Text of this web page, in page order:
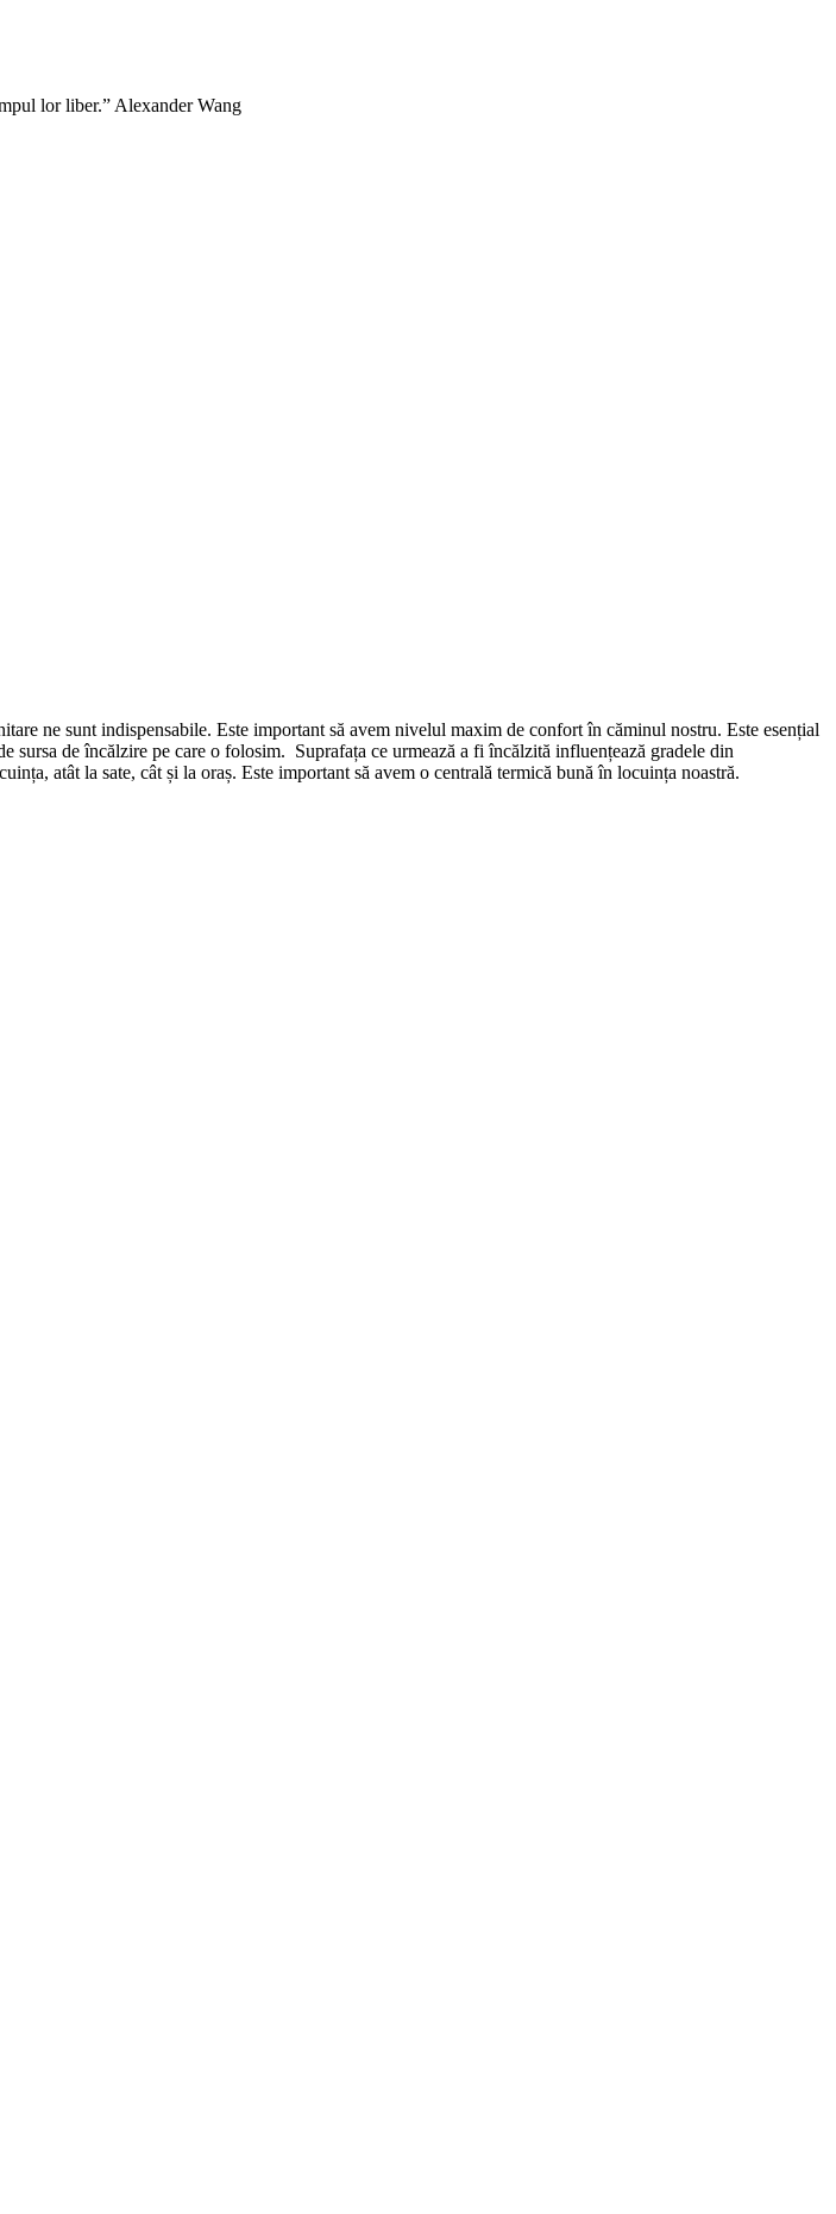
lor liber.” Alexander Wang
ne sunt indispensabile. Este important să avem nivelul maxim de confort în căminul nostru. Este esențial
de încălzire pe care o folosim. Suprafața ce urmează a fi încălzită influențează gradele din
atât la sate, cât și la oraș. Este important să avem o centrală termică bună în locuința noastră.